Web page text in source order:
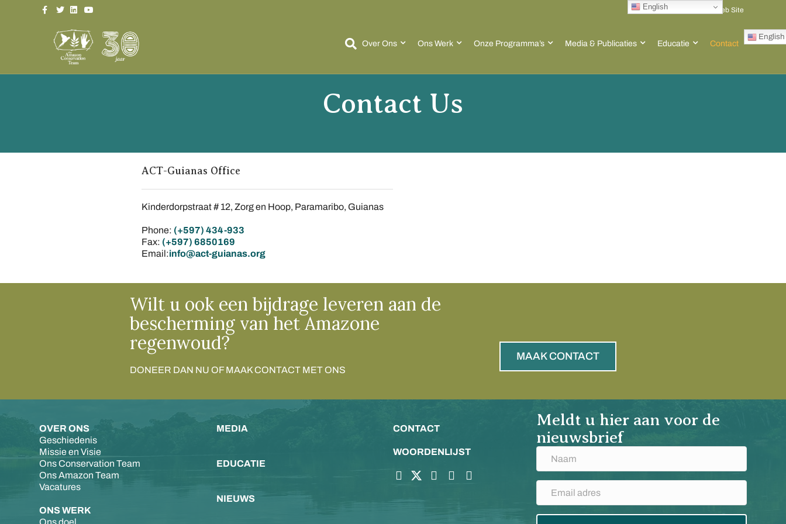
Facebook
TwitterLinkedinYoutube Go to ACT Global Web Site
Over Ons Ons Werk Onze Programma’s Media & Publicaties Educatie Contact
English
Contact Us
ACT-Guianas Office
Kinderdorpstraat # 12, Zorg en Hoop, Paramaribo, Guianas
Phone: (+597) 434-933
Fax: (+597) 6850169
Email:info@act-guianas.org
Wilt u ook een bijdrage leveren aan de
bescherming van het Amazone
regenwoud?
DONEER DAN NU OF MAAK CONTACT MET ONS
MAAK CONTACT
OVER ONS
Geschiedenis
Missie en Visie
Ons Conservation Team
Ons Amazon Team
Vacatures
ONS WERK
Ons doel
MEDIA
EDUCATIE
NIEUWS
CONTACT
WOORDENLIJST
Meldt u hier aan voor de
nieuwsbrief
English